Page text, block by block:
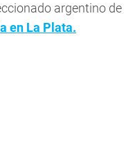
argentino de
en La Plata.